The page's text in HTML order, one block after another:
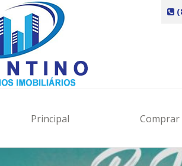
Principal Comprar